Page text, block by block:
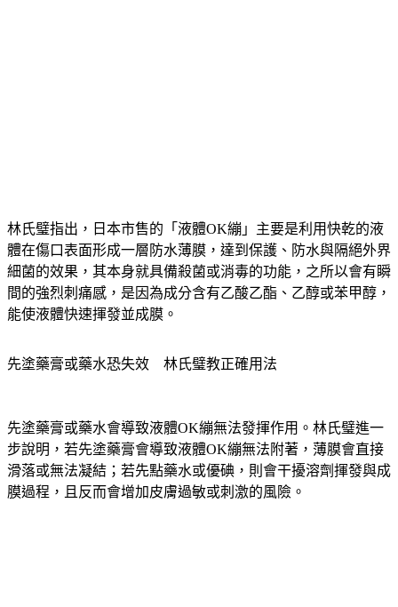
林氏璧指出，日本市售的「液體OK繃」主要是利用快乾的液
體在傷口表面形成一層防水薄膜，達到保護、防水與隔絕外界
細菌的效果，其本身就具備殺菌或消毒的功能，之所以會有瞬
間的強烈刺痛感，是因為成分含有乙酸乙酯、乙醇或苯甲醇，
能使液體快速揮發並成膜。
先塗藥膏或藥水恐失效　林氏璧教正確用法
先塗藥膏或藥水會導致液體OK繃無法發揮作用。林氏璧進一
步說明，​若先塗藥膏會導致液體OK繃無法附著，薄膜會直接
滑落或無法凝結；​若先點藥水或優碘，則會干擾溶劑揮發與成
膜過程，且反而會增加皮膚過敏或刺激的風險。